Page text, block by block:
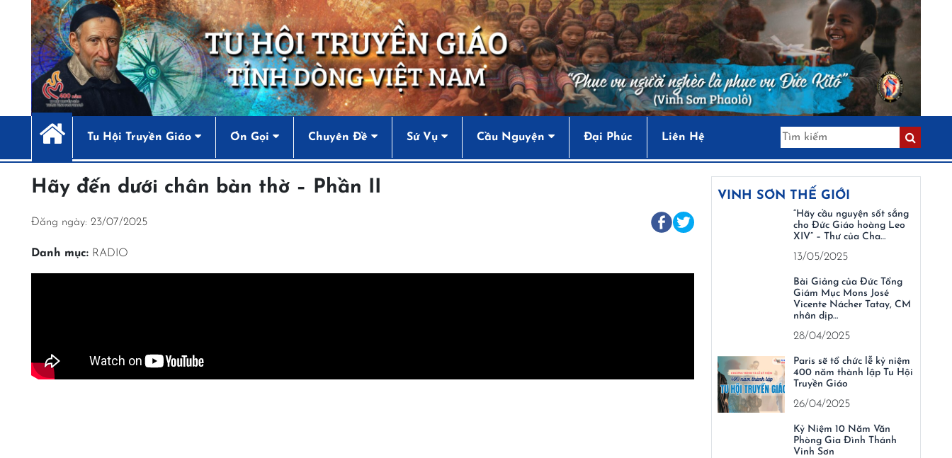
Tu Hội Truyền Giáo Ơn Gọi Chuyên Đề Sứ Vụ Cầu Nguyện Đại Phúc Liên Hệ
Hãy đến dưới chân bàn thờ – Phần II
Đăng ngày: 23/07/2025
Danh mục: RADIO
VINH SƠN THẾ GIỚI
“Hãy cầu nguyện sốt sắng
cho Đức Giáo hoàng Leo
XIV” – Thư của Cha…
13/05/2025
Bài Giảng của Đức Tổng
Giám Mục Mons José
Vicente Nácher Tatay, CM
nhân dịp…
28/04/2025
Paris sẽ tổ chức lễ kỷ niệm
400 năm thành lập Tu Hội
Truyền Giáo
26/04/2025
Kỷ Niệm 10 Năm Văn
Phòng Gia Đình Thánh
Vinh Sơn